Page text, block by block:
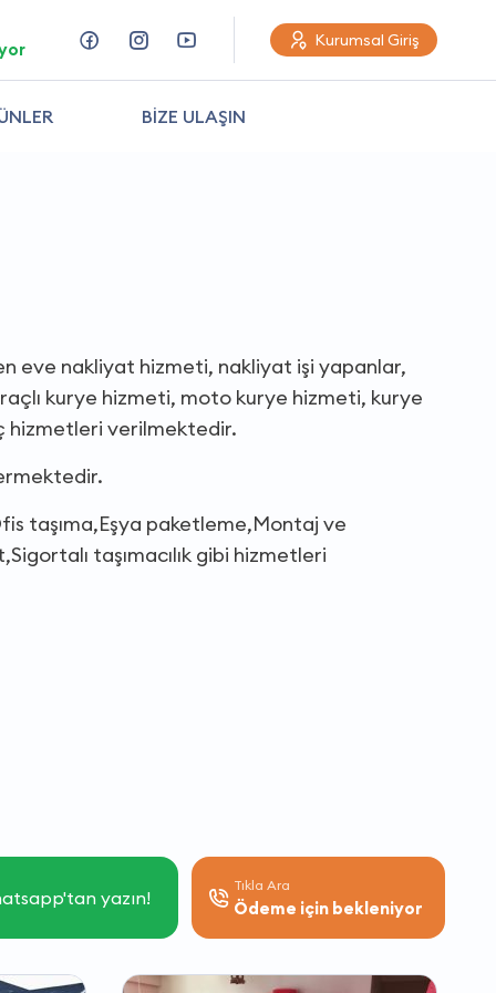
Kurumsal Giriş
BİZE ULAŞIN
eve nakliyat hizmeti, nakliyat işi yapanlar,
kurye hizmeti, moto kurye hizmeti, kurye
hizmetleri verilmektedir.
taşıma,Eşya paketleme,Montaj ve
taşımacılık gibi hizmetleri
yazın!
Tıkla Ara
Ödeme için bekleniyor